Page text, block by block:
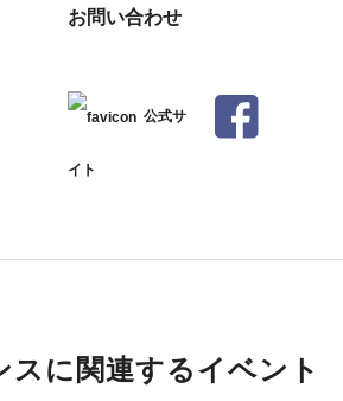
お問い合わせ
公式サ
イト
スに関連するイベント